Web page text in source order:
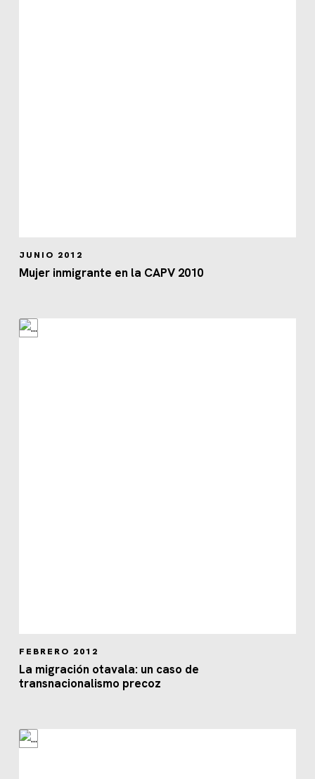
JUNIO 2012
Mujer inmigrante en la CAPV 2010
FEBRERO 2012
La migración otavala: un caso de
transnacionalismo precoz